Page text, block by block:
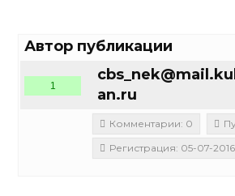
Автор публикации
an.ru
1
Комментарии: 0
Регистрация: 05-07-2016